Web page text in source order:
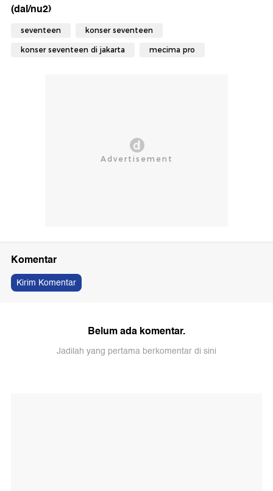
(dal/nu2)
seventeen konser seventeen
konser seventeen di jakarta mecima pro
Komentar
Kirim Komentar
Belum ada komentar.
Jadilah yang pertama berkomentar di sini